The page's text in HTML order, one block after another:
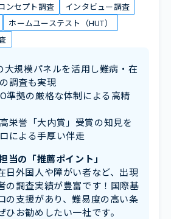
ンセプト調査
インタビュー調査
ホームユーステスト（HUT）
大規模パネルを活用し難病・在
調査も実現
準拠の厳格な体制による高精
栄誉「大内賞」受賞の知見を
による手厚い伴走
当の「推薦ポイント」
日外国人や障がい者など、出現
の調査実績が豊富です！国際基
の支援があり、難易度の高い条
ひお勧めしたい一社です。